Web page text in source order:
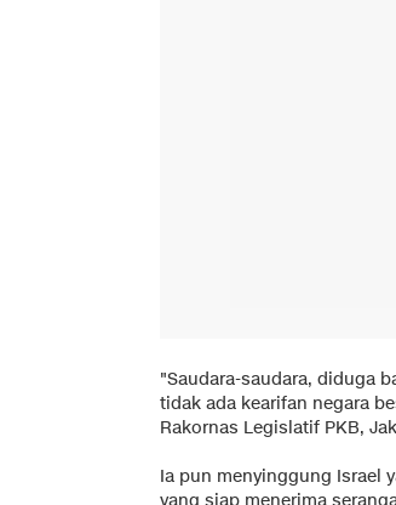
"Saudara-saudara, diduga
tidak ada kearifan negara
Rakornas Legislatif PKB,
Ia pun menyinggung Israel
yang siap menerima